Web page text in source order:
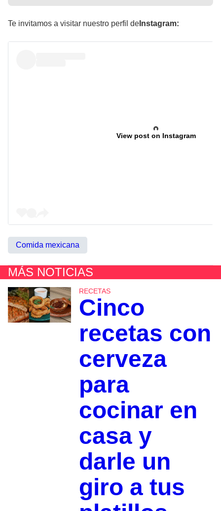
Te invitamos a visitar nuestro perfil de Instagram:
View post on Instagram
Comida mexicana
MÁS NOTICIAS
RECETAS
Cinco
recetas con
cerveza
para
cocinar en
casa y
darle un
giro a tus